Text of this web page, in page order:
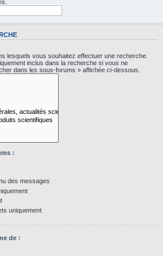
lesquels vous souhaitez effectuer une recherche.
inclus dans la recherche si vous ne
dans les sous-forums » affichée ci-dessous.
:
des messages
uniquement
de :